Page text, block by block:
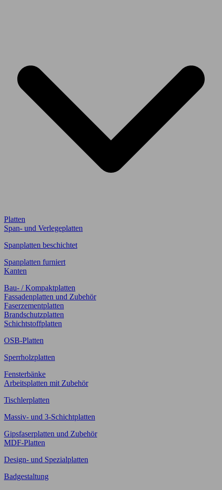
Platten
Span- und Verlegeplatten
Spanplatten beschichtet
Spanplatten furniert
Kanten
Bau- / Kompaktplatten
Fassadenplatten und Zubehör
Faserzementplatten
Brandschutzplatten
Schichtstoffplatten
OSB-Platten
Sperrholzplatten
Fensterbänke
Arbeitsplatten mit Zubehör
Tischlerplatten
Massiv- und 3-Schichtplatten
Gipsfaserplatten und Zubehör
MDF-Platten
Design- und Spezialplatten
Badgestaltung